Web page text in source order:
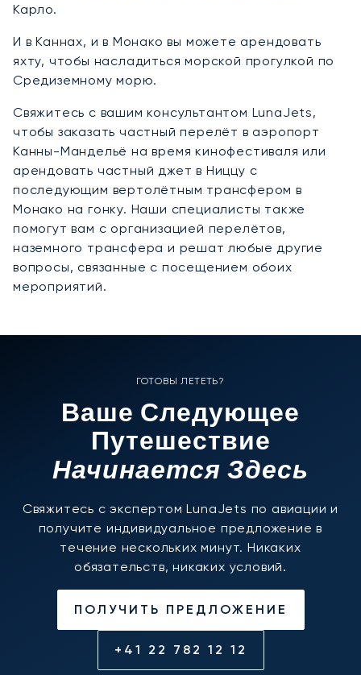
Карло.
И в Каннах, и в Монако вы можете арендовать
яхту, чтобы насладиться морской прогулкой по
Средиземному морю.
Свяжитесь с вашим консультантом LunaJets,
чтобы заказать частный перелёт в аэропорт
Канны-Мандельё на время кинофестиваля или
арендовать частный джет в Ниццу с
последующим вертолётным трансфером в
Монако на гонку. Наши специалисты также
помогут вам с организацией перелётов,
наземного трансфера и решат любые другие
вопросы, связанные с посещением обоих
мероприятий.
ГОТОВЫ ЛЕТЕТЬ?
Ваше Следующее
Путешествие
Начинается Здесь
Свяжитесь с экспертом LunaJets по авиации и
получите индивидуальное предложение в
течение нескольких минут. Никаких
обязательств, никаких условий.
ПОЛУЧИТЬ ПРЕДЛОЖЕНИЕ
+41 22 782 12 12